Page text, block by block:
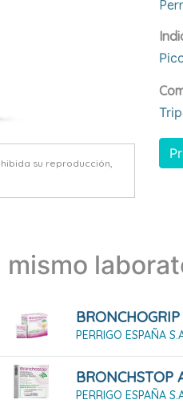
su reproducción,
PERRIGO ESPAÑA
PERRIGO ESPAÑA